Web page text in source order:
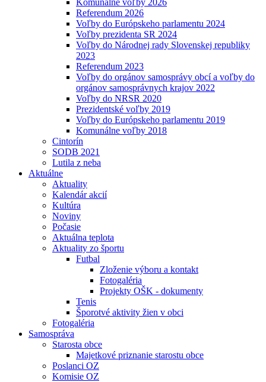
Komunálne voľby 2026
Referendum 2026
Voľby do Európskeho parlamentu 2024
Voľby prezidenta SR 2024
Voľby do Národnej rady Slovenskej republiky
2023
Referendum 2023
Voľby do orgánov samosprávy obcí a voľby do
orgánov samosprávnych krajov 2022
Voľby do NRSR 2020
Prezidentské voľby 2019
Voľby do Európskeho parlamentu 2019
Komunálne voľby 2018
Cintorín
SODB 2021
Lutila z neba
Aktuálne
Aktuality
Kalendár akcií
Kultúra
Noviny
Počasie
Aktuálna teplota
Aktuality zo športu
Futbal
Zloženie výboru a kontakt
Fotogaléria
Projekty OŠK - dokumenty
Tenis
Šporotvé aktivity žien v obci
Fotogaléria
Samospráva
Starosta obce
Majetkové priznanie starostu obce
Poslanci OZ
Komisie OZ